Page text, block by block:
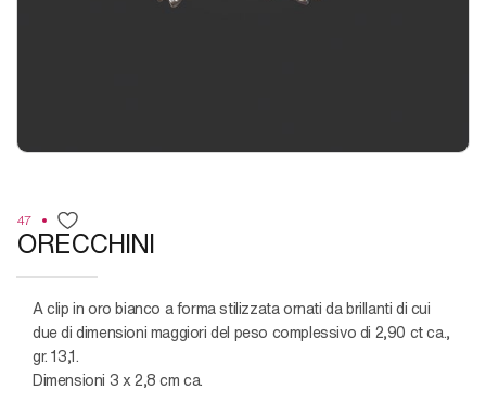
47
ORECCHINI
a clip in oro bianco a forma stilizzata ornati da brillanti di cui
due di dimensioni maggiori del peso complessivo di 2,90 ct ca.,
gr. 13,1.
Dimensioni 3 x 2,8 cm ca.